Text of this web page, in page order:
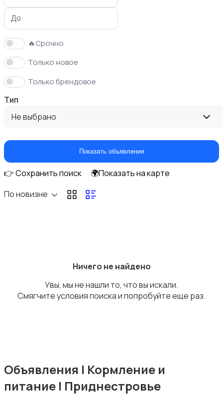
Кормление и питание
Купание
Подгузники и горшки
🔥Срочно
Только новое
Только брендовое
Тип
Не выбрано
Показать объявления
👉 Сохранить поиск
🌍Показать на карте
По новизне
Ничего не найдено
Увы, мы не нашли то, что вы искали.
Смягчите условия поиска и попробуйте еще раз.
Объявления | Кормление и
питание | Приднестровье